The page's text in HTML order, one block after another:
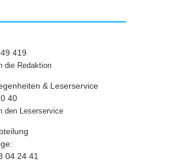
419
die Redaktion
& Leserservice
40
den Leserservice
04 24 41